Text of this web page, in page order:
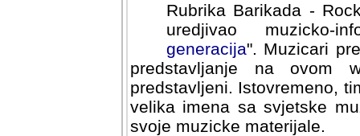
Rubrika Barikada -
uredjivao muzicko-
Muzicari predstavljeni u
na ovom web portalu
Istovremeno, tim nacinom
sa svjetske muzicke scene
materijale.